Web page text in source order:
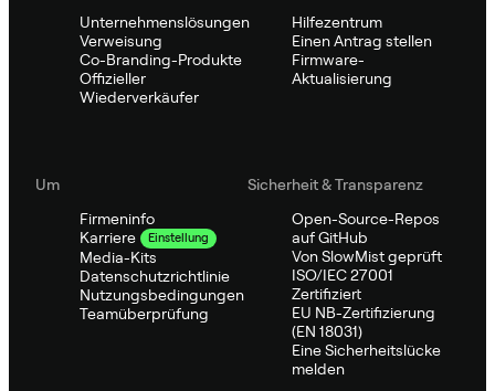
Unternehmenslösungen
Verweisung
Co-Branding-Produkte
Offizieller
Wiederverkäufer
Hilfezentrum
Einen Antrag stellen
Firmware-
Aktualisierung
Um
Firmeninfo
Karriere
Einstellung
Media-Kits
Datenschutzrichtlinie
Nutzungsbedingungen
Teamüberprüfung
Sicherheit & Transparenz
Open-Source-Repos
auf GitHub
Von SlowMist geprüft
ISO/IEC 27001
Zertifiziert
EU NB-Zertifizierung
(EN 18031)
Eine Sicherheitslücke
melden